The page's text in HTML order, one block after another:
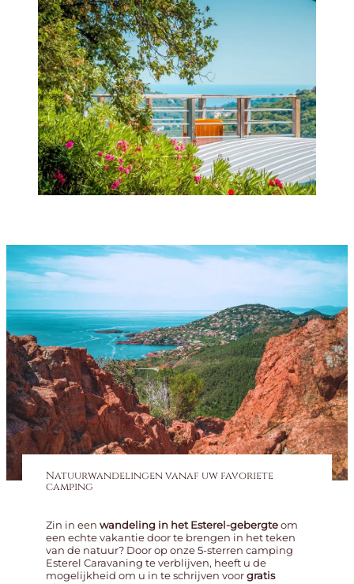
Natuurwandelingen vanaf uw favoriete
camping
Zin in een wandeling in het Esterel-gebergteom
een ​​echte vakantie door te brengen in het teken
van de natuur? Door op onze 5-sterren camping
Esterel Caravaning te verblijven, heeft u de
mogelijkheid om u in te schrijven voorgratis